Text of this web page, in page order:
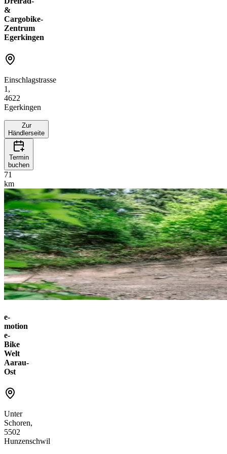
&
Cargobike-
Zentrum
Egerkingen
Einschlagstrasse
1,
4622
Egerkingen
Zur
Händlerseite
Termin
buchen
71
km
e-
motion
e-
Bike
Welt
Aarau-
Ost
Unter
Schoren,
5502
Hunzenschwil